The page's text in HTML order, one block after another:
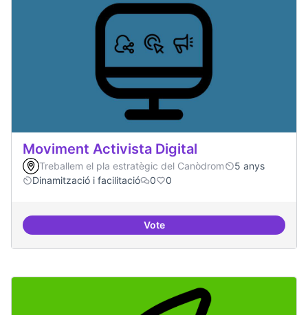
Moviment Activista Digital
Treballem el pla estratègic del Canòdrom
5 anys
Dinamització i facilitació
0 0
VoteMoviment Activista Digital